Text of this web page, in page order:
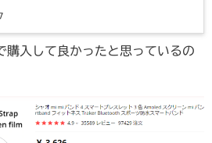
購入して良かったと思っているの